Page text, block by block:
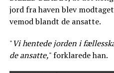
jord fra haven blev
vemod blandt de ansatte.
"Vi hentede jorden i
de ansatte," forklarede han.